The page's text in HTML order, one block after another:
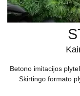
Betono imitacijos
Skirtingo formato